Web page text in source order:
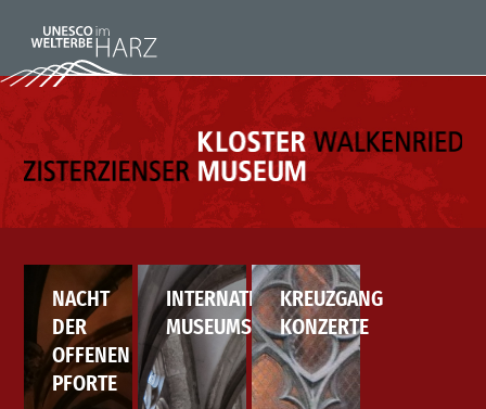
NACHT
DER
OFFENEN
PFORTE
INTERNATIONALER
MUSEUMSTAG
KREUZGANG
KONZERTE